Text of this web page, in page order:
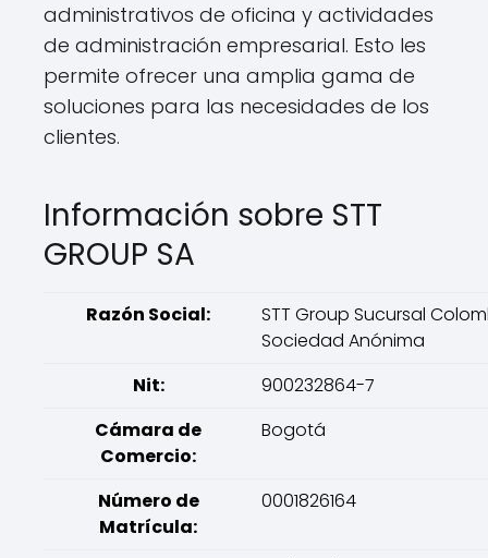
administrativos de oficina y actividades
de administración empresarial. Esto les
permite ofrecer una amplia gama de
soluciones para las necesidades de los
clientes.
Información sobre STT
GROUP SA
Razón Social:
STT Group Sucursal
Sociedad Anónima
Nit:
900232864-7
Cámara de
Comercio:
Bogotá
Número de
Matrícula:
0001826164